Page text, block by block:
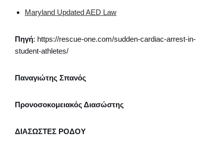
Maryland Updated AED Law
Πηγή: https://rescue-one.com/sudden-cardiac-arrest-in-
student-athletes/
Παναγιώτης Σπανός
Προνοσοκομειακός Διασώστης
ΔΙΑΣΩΣΤΕΣ ΡΟΔΟΥ